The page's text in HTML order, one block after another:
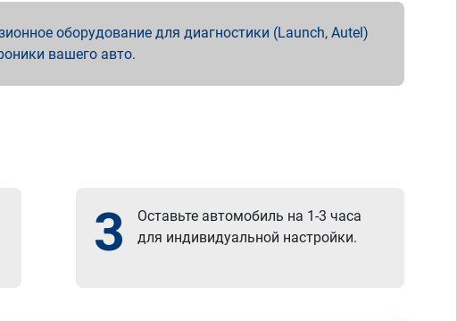
оборудование для диагностики (Launch, Autel)
вашего авто.
3
Оставьте автомобиль на 1-3 часа
для индивидуальной настройки.